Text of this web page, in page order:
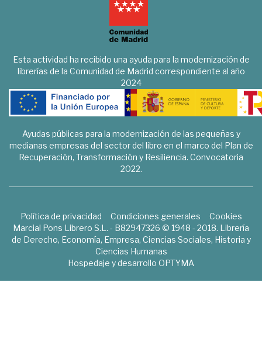
Esta actividad ha recibido una ayuda para la modernización de
librerías de la Comunidad de Madrid correspondiente al año
2024
Ayudas públicas para la modernización de las pequeñas y
medianas empresas del sector del libro en el marco del Plan de
Recuperación, Transformación y Resiliencia. Convocatoria
2022.
Política de privacidad Condiciones generales
Cookies
Marcial Pons Librero S.L. - B82947326 © 1948 - 2018. Librería
de Derecho, Economía, Empresa, Ciencias Sociales, Historia y
Ciencias Humanas
Hospedaje y desarrollo OPTYMA